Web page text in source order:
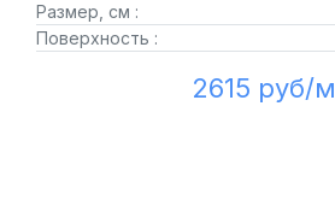
Размер, см :
Поверхность :
2615 руб/м